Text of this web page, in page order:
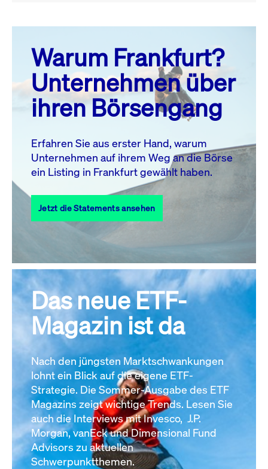
August 26
MO. DI. MI. DO. FR. SA. SO.
1
2
3
4 5 6 7 8
10 11 13 14
17
18 19 20 21 22
23
27 28
31
Alle Events
Warum Frankfurt?
Unternehmen über
ihren Börsengang
Erfahren Sie aus erster Hand, warum
Unternehmen auf ihrem Weg an die Börse
ein Listing in Frankfurt gewählt haben.
Jetzt die Statements ansehen
Das neue ETF-
Magazin ist da
Nach den jüngsten Marktschwankungen
lohnt ein Blick auf die eigene ETF-
Strategie. Die Sommer-Ausgabe des ETF
Magazins zeigt wichtige Trends. Lesen Sie
auch die Interviews mit Invesco, J.P.
Morgan, vanEck und Dimensional Fund
Advisors zu aktuellen
Schwerpunktthemen.